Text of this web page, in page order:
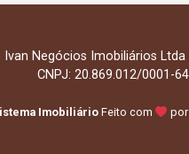
Negócios Imobiliários Ltda
CNPJ: 20.869.012/0001-64
ImobiliárioFeito com por